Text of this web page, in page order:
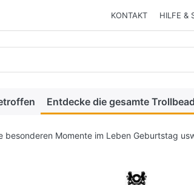
KONTAKT HILFE &
ein. Während Sie tippen, erscheinen
Entdecke die gesamte
besonderen Momente im Leben Geburtstag